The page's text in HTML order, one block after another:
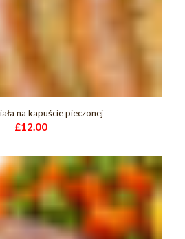
na kapuście pieczonej
£12.00